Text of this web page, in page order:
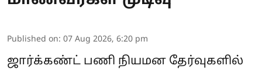
Published on: 07 Aug 2026, 6:20 pm
ஜார்க்கண்ட் பணி நியமன தேர்வுகளில்